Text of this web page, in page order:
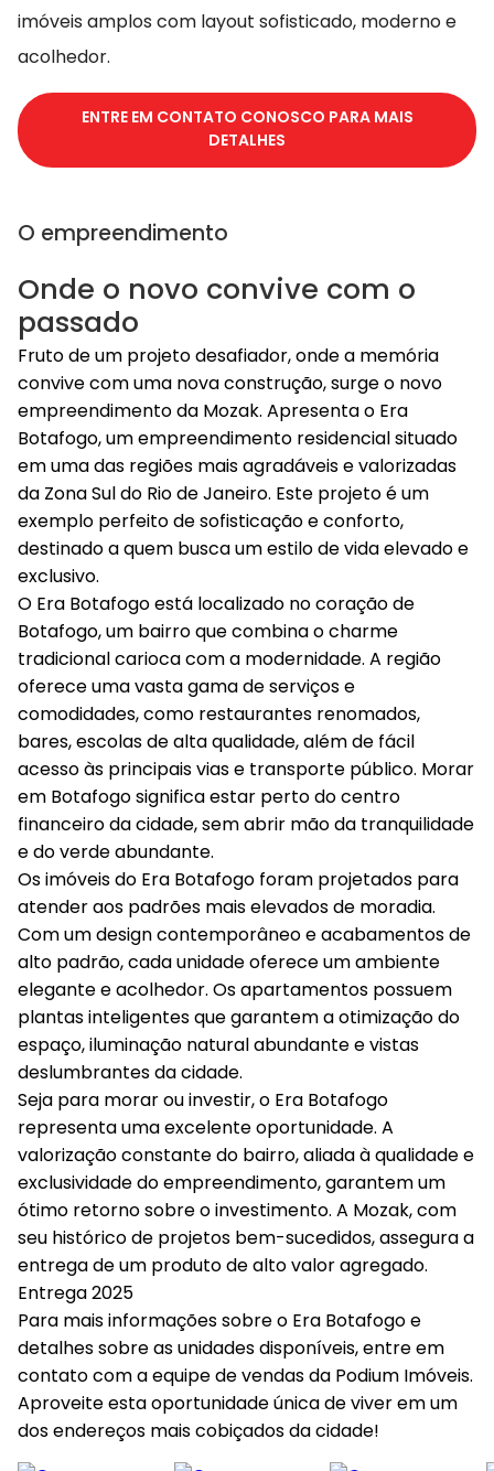
imóveis amplos com layout sofisticado, moderno e
acolhedor.
ENTRE EM CONTATO CONOSCO PARA MAIS
DETALHES
O empreendimento
Onde o novo convive com o
passado
Fruto de um projeto desafiador, onde a memória
convive com uma nova construção, surge o novo
empreendimento da Mozak. Apresenta o Era
Botafogo, um empreendimento residencial situado
em uma das regiões mais agradáveis e valorizadas
da Zona Sul do Rio de Janeiro. Este projeto é um
exemplo perfeito de sofisticação e conforto,
destinado a quem busca um estilo de vida elevado e
exclusivo.
O Era Botafogo está localizado no coração de
Botafogo, um bairro que combina o charme
tradicional carioca com a modernidade. A região
oferece uma vasta gama de serviços e
comodidades, como restaurantes renomados,
bares, escolas de alta qualidade, além de fácil
acesso às principais vias e transporte público. Morar
em Botafogo significa estar perto do centro
financeiro da cidade, sem abrir mão da tranquilidade
e do verde abundante.
Os imóveis do Era Botafogo foram projetados para
atender aos padrões mais elevados de moradia.
Com um design contemporâneo e acabamentos de
alto padrão, cada unidade oferece um ambiente
elegante e acolhedor. Os apartamentos possuem
plantas inteligentes que garantem a otimização do
espaço, iluminação natural abundante e vistas
deslumbrantes da cidade.
Seja para morar ou investir, o Era Botafogo
representa uma excelente oportunidade. A
valorização constante do bairro, aliada à qualidade e
exclusividade do empreendimento, garantem um
ótimo retorno sobre o investimento. A Mozak, com
seu histórico de projetos bem-sucedidos, assegura a
entrega de um produto de alto valor agregado.
Entrega 2025
Para mais informações sobre o Era Botafogo e
detalhes sobre as unidades disponíveis, entre em
contato com a equipe de vendas da Podium Imóveis.
Aproveite esta oportunidade única de viver em um
dos endereços mais cobiçados da cidade!